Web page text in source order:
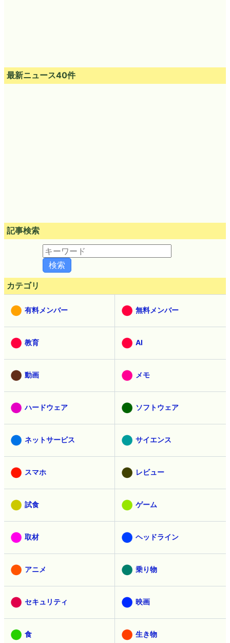
最新ニュース40件
記事検索
カテゴリ
有料メンバー 無料メンバー
教育 AI
動画 メモ
ハードウェア ソフトウェア
ネットサービス サイエンス
スマホ レビュー
試食 ゲーム
取材 ヘッドライン
アニメ 乗り物
セキュリティ 映画
食 生き物